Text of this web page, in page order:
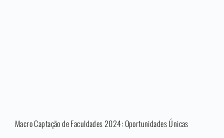
Macro Captação de Faculdades 2024: Oportunidades Únicas